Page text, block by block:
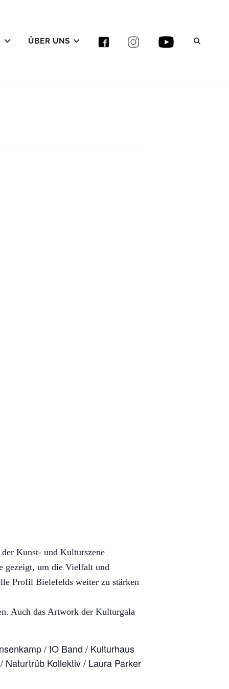
ÜBER UNS
Kunst- und Kulturszene
gezeigt, um die Vielfalt und
Profil Bielefelds weiter zu stärken
Auch das Artwork der Kulturgala
/ IO Band / Kulturhaus
Kollektiv / Laura Parker